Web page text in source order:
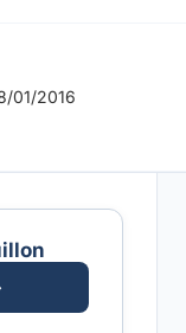
01/2016